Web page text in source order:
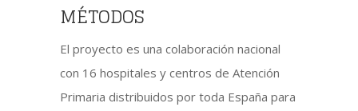
MÉTODOS
El proyecto es una colaboración nacional
con 16 hospitales y centros de Atención
Primaria distribuidos por toda España para